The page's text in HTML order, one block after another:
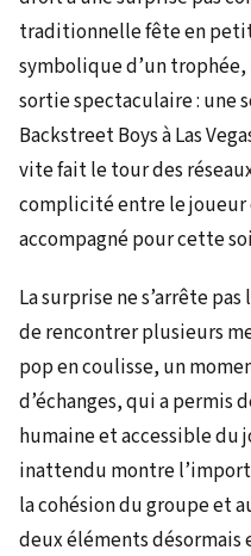
traditionnelle fête en
symbolique d’un trophée,
sortie spectaculaire : une
Backstreet Boys à Las
vite fait le tour des
complicité entre le joueur
accompagné pour cette
La surprise ne s’arrête pas
de rencontrer plusieurs
pop en coulisse, un
d’échanges, qui a permis
humaine et accessible du
inattendu montre
la cohésion du groupe et
deux éléments désormais